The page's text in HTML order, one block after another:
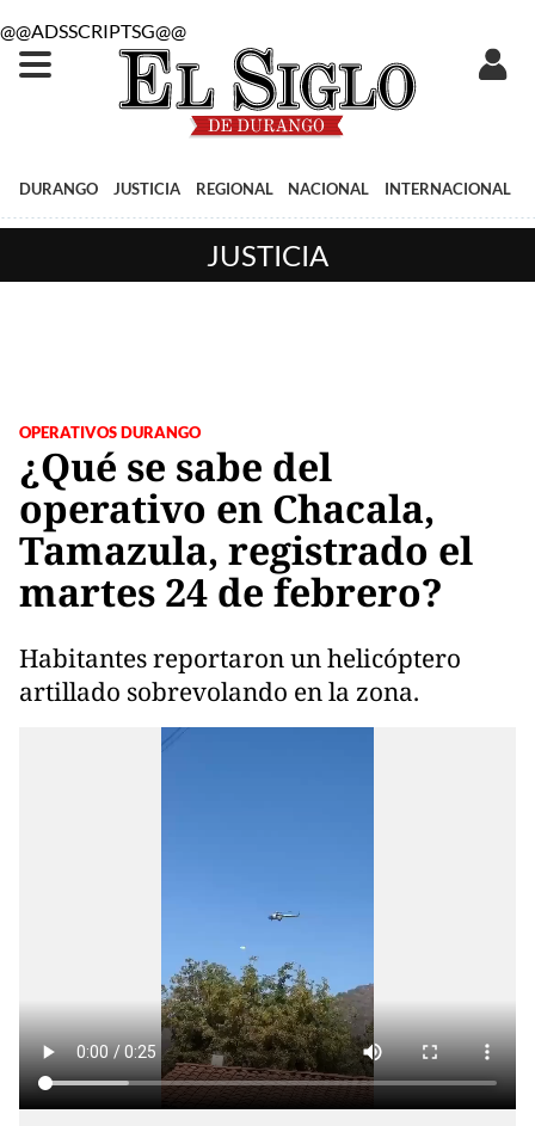
@@ADSSCRIPTSG@@
DURANGO JUSTICIA REGIONAL NACIONAL INTERNACIONAL
JUSTICIA
OPERATIVOS DURANGO
¿Qué se sabe del
operativo en Chacala,
Tamazula, registrado el
martes 24 de febrero?
Habitantes reportaron un helicóptero
artillado sobrevolando en la zona.